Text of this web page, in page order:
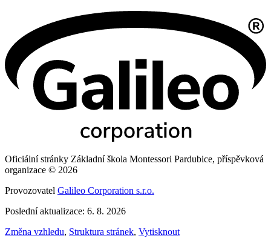
Oficiální stránky Základní škola Montessori Pardubice, příspěvková
organizace © 2026
Provozovatel Galileo Corporation s.r.o.
Poslední aktualizace: 6. 8. 2026
Změna vzhledu, Struktura stránek, Vytisknout